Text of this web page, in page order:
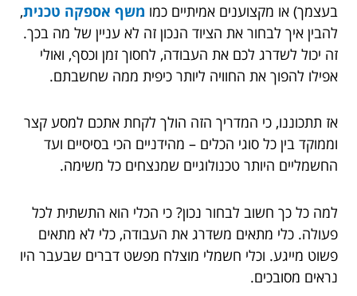
בעצמך) או מקצוענים אמיתיים כמו משף אספקה טכנית,
להבין איך לבחור את הציוד הנכון זה לא עניין של מה בכך.
זה יכול לשדרג לכם את העבודה, לחסוך זמן וכסף, ואולי
אפילו להפוך את החוויה ליותר כיפית ממה שחשבתם.
אז תתכוננו, כי המדריך הזה הולך לקחת אתכם למסע קצר
וממוקד בין כל סוגי הכלים – מהידניים הכי בסיסיים ועד
החשמליים היותר טכנולוגיים שמנצחים כל משימה.
למה כל כך חשוב לבחור נכון? כי הכלי הוא התשתית לכל
פעולה. כלי מתאים משדרג את העבודה, כלי לא מתאים
פשוט מייגע. וכלי חשמלי מוצלח מפשט דברים שבעבר היו
נראים מסובכים.